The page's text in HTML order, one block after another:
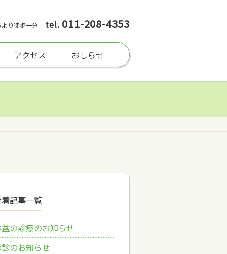
り徒歩一分 tel. 011-208-4353
アクセス おしらせ
記事一覧
の診療のお知らせ
のお知らせ